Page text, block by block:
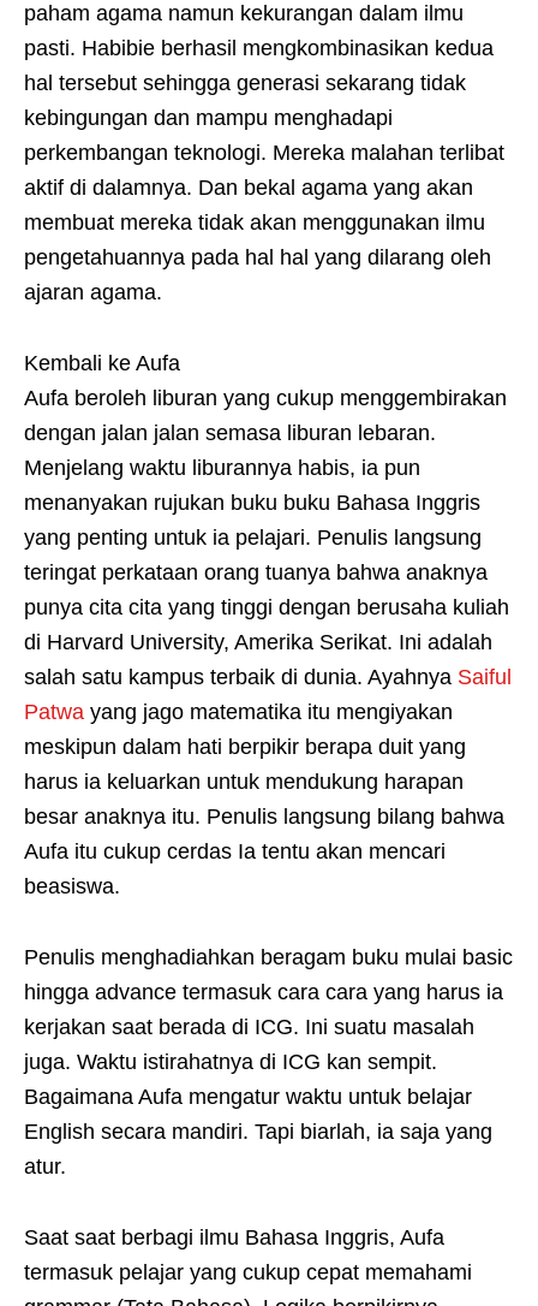
paham agama namun kekurangan dalam ilmu
pasti. Habibie berhasil mengkombinasikan kedua
hal tersebut sehingga generasi sekarang tidak
kebingungan dan mampu menghadapi
perkembangan teknologi. Mereka malahan terlibat
aktif di dalamnya. Dan bekal agama yang akan
membuat mereka tidak akan menggunakan ilmu
pengetahuannya pada hal hal yang dilarang oleh
ajaran agama.
Kembali ke Aufa
Aufa beroleh liburan yang cukup menggembirakan
dengan jalan jalan semasa liburan lebaran.
Menjelang waktu liburannya habis, ia pun
menanyakan rujukan buku buku Bahasa Inggris
yang penting untuk ia pelajari. Penulis langsung
teringat perkataan orang tuanya bahwa anaknya
punya cita cita yang tinggi dengan berusaha kuliah
di Harvard University, Amerika Serikat. Ini adalah
salah satu kampus terbaik di dunia. Ayahnya Saiful
Patwa yang jago matematika itu mengiyakan
meskipun dalam hati berpikir berapa duit yang
harus ia keluarkan untuk mendukung harapan
besar anaknya itu. Penulis langsung bilang bahwa
Aufa itu cukup cerdas Ia tentu akan mencari
beasiswa.
Penulis menghadiahkan beragam buku mulai basic
hingga advance termasuk cara cara yang harus ia
kerjakan saat berada di ICG. Ini suatu masalah
juga. Waktu istirahatnya di ICG kan sempit.
Bagaimana Aufa mengatur waktu untuk belajar
English secara mandiri. Tapi biarlah, ia saja yang
atur.
Saat saat berbagi ilmu Bahasa Inggris, Aufa
termasuk pelajar yang cukup cepat memahami